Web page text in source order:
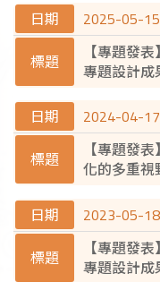
2025-05-15
【專題發
專題設計
2024-04-17
【專題發
化的多重
2023-05-18
【專題發
專題設計